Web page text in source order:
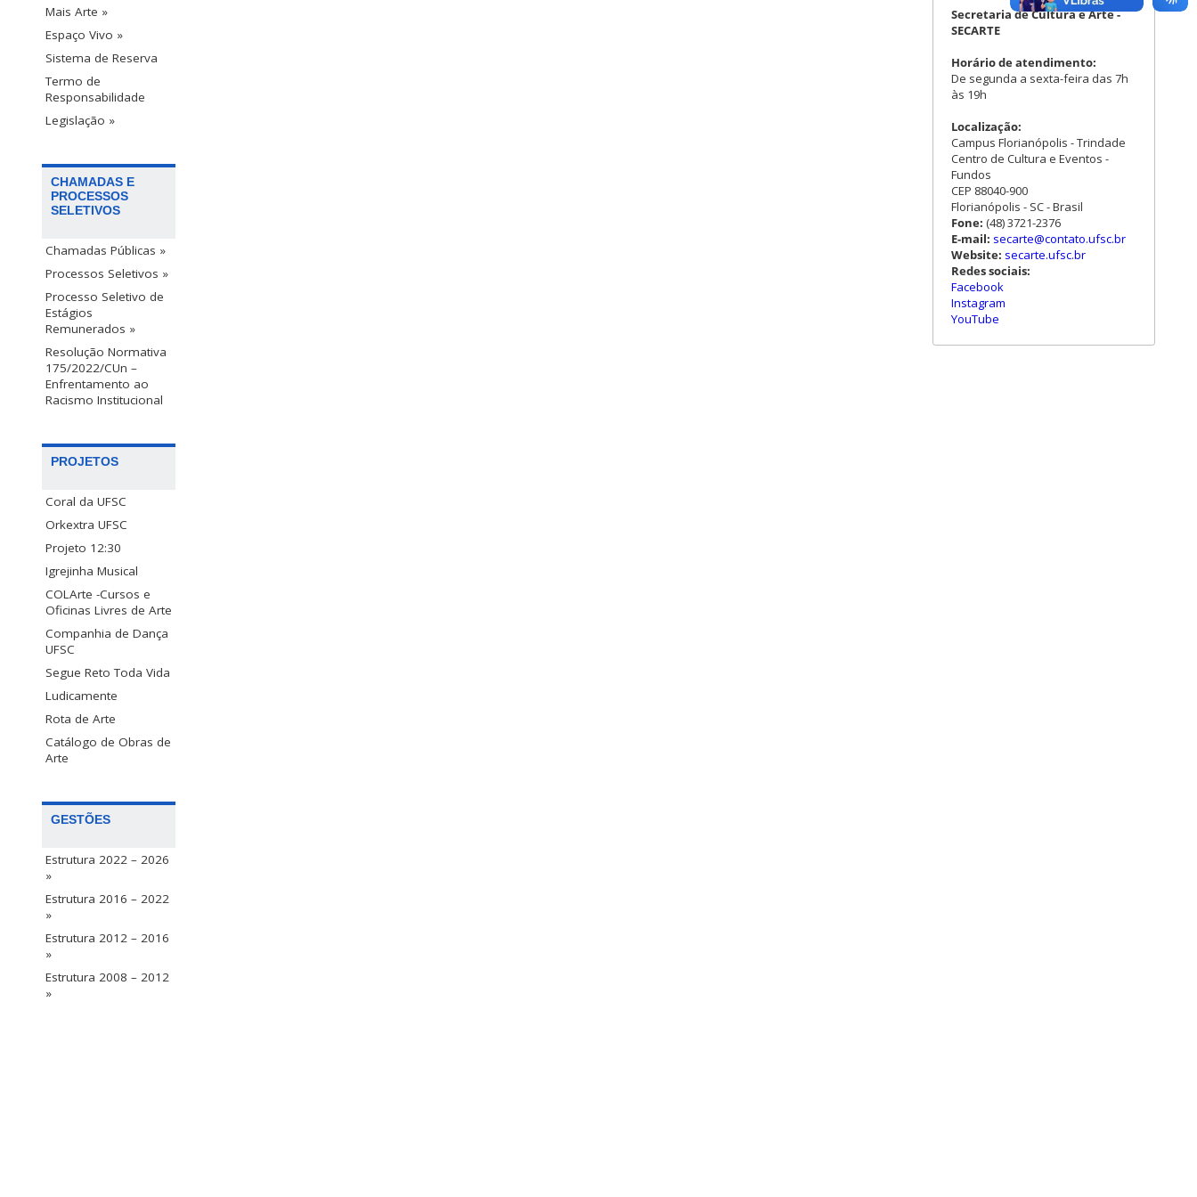
Mais Arte »
Espaço Vivo »
Sistema de Reserva
Termo de
Responsabilidade
Legislação »
CHAMADAS E
PROCESSOS
SELETIVOS
Chamadas Públicas »
Processos Seletivos »
Processo Seletivo de
Estágios
Remunerados »
Resolução Normativa
175/2022/CUn –
Enfrentamento ao
Racismo Institucional
PROJETOS
Coral da UFSC
Orkextra UFSC
Projeto 12:30
Igrejinha Musical
COLArte -Cursos e
Oficinas Livres de Arte
Companhia de Dança
UFSC
Segue Reto Toda Vida
Ludicamente
Rota de Arte
Catálogo de Obras de
Arte
GESTÕES
Estrutura 2022 – 2026
»
Estrutura 2016 – 2022
»
Estrutura 2012 – 2016
»
Estrutura 2008 – 2012
»
Secretaria de Cultura e Arte -
SECARTE
Horário de atendimento:
De segunda a sexta-feira das 7h
às 19h
Localização:
Campus Florianópolis - Trindade
Centro de Cultura e Eventos -
Fundos
CEP 88040-900
Florianópolis - SC - Brasil
Fone: (48) 3721-2376
E-mail: secarte@contato.ufsc.br
Website: secarte.ufsc.br
Redes sociais:
Facebook
Instagram
YouTube